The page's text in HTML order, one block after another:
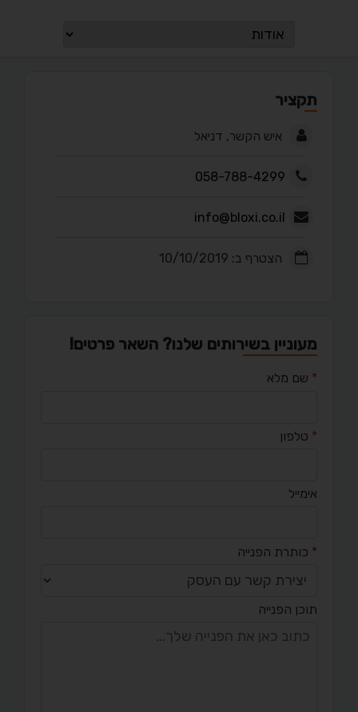
תקציר
איש הקשר, דניאל
058-788-4299
info@bloxi.co.il
הצטרף ב: 10/10/2019
מעוניין בשירותים שלנו? השאר פרטים!
* שם מלא
* טלפון
אימייל
* כותרת הפנייה
תוכן הפנייה